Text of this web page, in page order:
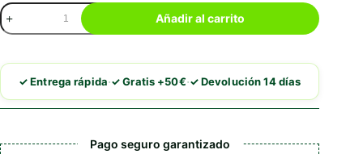
Mediterranean
Natural
Serrano
Pro
Pollo
Añadir al carrito
✓ Entrega rápida·✓ Gratis +50€·✓ Devolución 14 días
Pago seguro garantizado